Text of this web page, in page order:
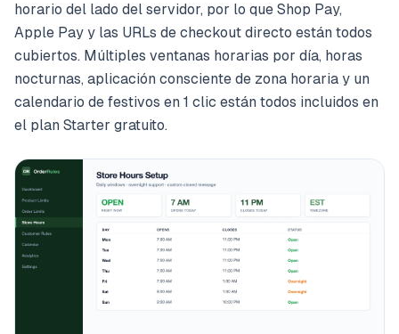
horario del lado del servidor, por lo que Shop Pay,
Apple Pay y las URLs de checkout directo están todos
cubiertos. Múltiples ventanas horarias por día, horas
nocturnas, aplicación consciente de zona horaria y un
calendario de festivos en 1 clic están todos incluidos en
el plan Starter gratuito.